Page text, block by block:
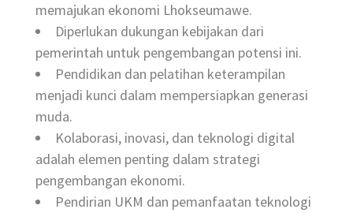
memajukan ekonomi Lhokseumawe.
Diperlukan dukungan kebijakan dari
pemerintah untuk pengembangan potensi ini.
Pendidikan dan pelatihan keterampilan
menjadi kunci dalam mempersiapkan generasi
muda.
Kolaborasi, inovasi, dan teknologi digital
adalah elemen penting dalam strategi
pengembangan ekonomi.
Pendirian UKM dan pemanfaatan teknologi